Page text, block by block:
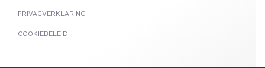
PRIVACVERKLARING
COOKIEBELEID